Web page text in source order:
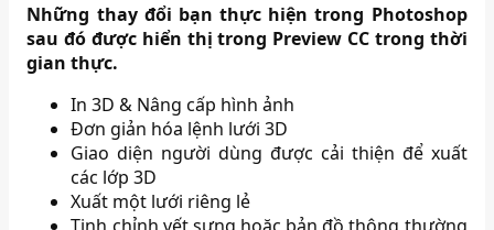
Những thay đổi bạn thực hiện trong Photoshop
sau đó được hiển thị trong Preview CC trong thời
gian thực.
In 3D & Nâng cấp hình ảnh
Đơn giản hóa lệnh lưới 3D
Giao diện người dùng được cải thiện để xuất
các lớp 3D
Xuất một lưới riêng lẻ
Tinh chỉnh vết sưng hoặc bản đồ thông thường